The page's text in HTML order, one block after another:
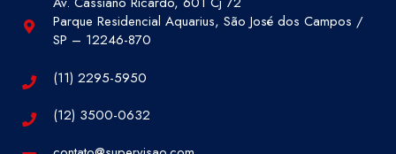
Parque Residencial Aquarius, São José dos Campos /
SP – 12246-870
(11) 2295-5950
(12) 3500-0632